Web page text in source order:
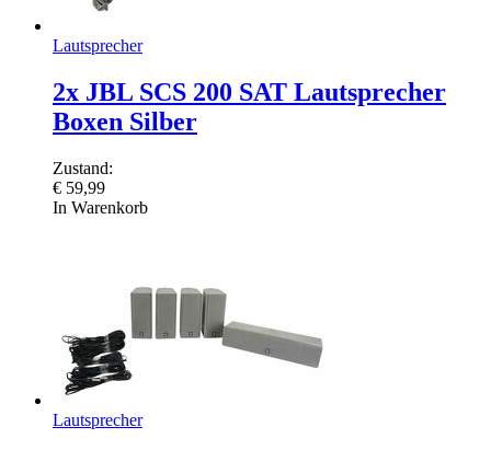
Lautsprecher
2x JBL SCS 200 SAT Lautsprecher
Boxen Silber
Zustand:
€ 59,99
In Warenkorb
Lautsprecher